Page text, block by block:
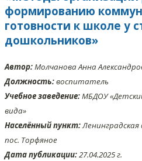
формированию
готовности к школе у
дошкольников»
Автор:Молчанова Анна
Должность:воспитатель
Учебное заведение:МБДОУ
вида»
Населённый пункт:Ленинградская
пос. Торфяное
Дата публикации:27.04.2025 г.